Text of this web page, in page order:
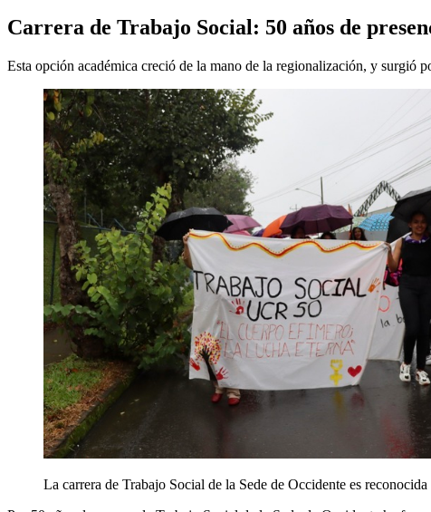
Carrera de Trabajo Social: 50 años de
Esta opción académica creció de la mano de la regionalización, y surgió
La carrera de Trabajo Social de la Sede de Occidente es